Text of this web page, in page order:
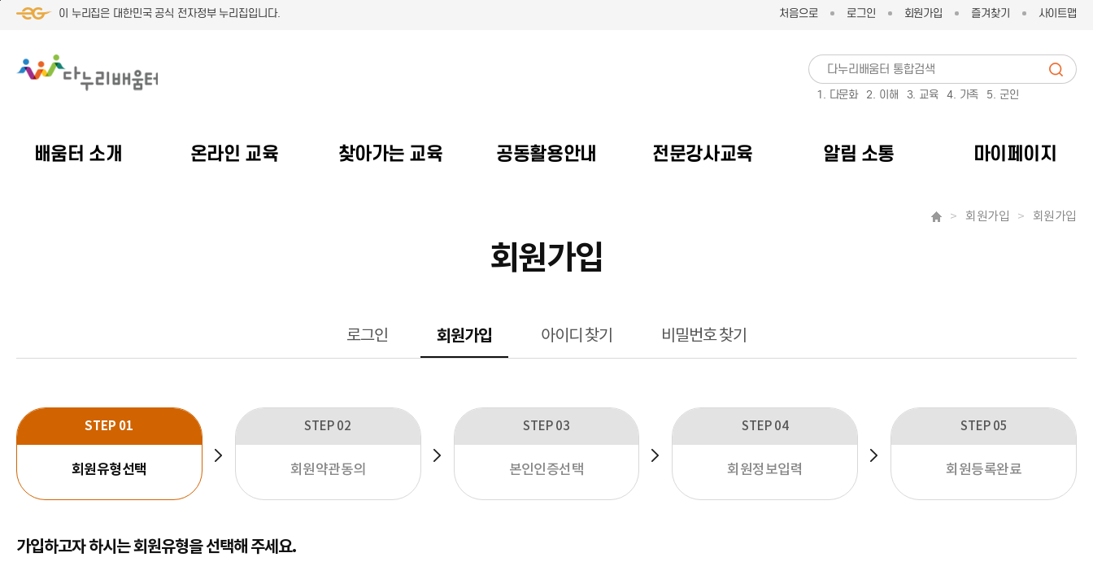
이 누리집은 대한민국 공식 전자정부 누리집입니다. 처음으로 로그인 회원가입 즐겨찾기 사이트맵
1. 다문화 2. 이해 3. 교육 4. 가족 5. 군인
배움터 소개 온라인 교육 찾아가는 교육 공동활용안내 전문강사교육 알림 소통 마이페이지
회원가입
회원가입 회원가입
로그인 회원가입 아이디 찾기 비밀번호 찾기
회원가입STEP 01
회원유형선택
현재 단계
STEP 02
회원약관동의
STEP 03
본인인증선택
STEP 04
회원정보입력
STEP 05
회원등록완료
가입하고자 하시는 회원유형을 선택해 주세요.